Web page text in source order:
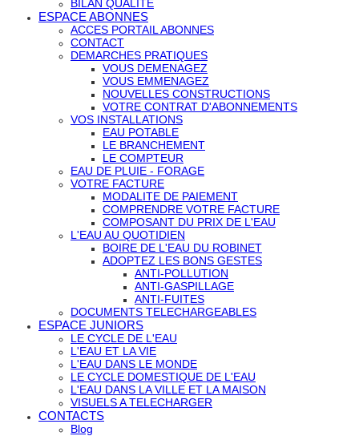
BILAN QUALITE
ESPACE ABONNES
ACCES PORTAIL ABONNES
CONTACT
DEMARCHES PRATIQUES
VOUS DEMENAGEZ
VOUS EMMENAGEZ
NOUVELLES CONSTRUCTIONS
VOTRE CONTRAT D'ABONNEMENTS
VOS INSTALLATIONS
EAU POTABLE
LE BRANCHEMENT
LE COMPTEUR
EAU DE PLUIE - FORAGE
VOTRE FACTURE
MODALITE DE PAIEMENT
COMPRENDRE VOTRE FACTURE
COMPOSANT DU PRIX DE L'EAU
L'EAU AU QUOTIDIEN
BOIRE DE L'EAU DU ROBINET
ADOPTEZ LES BONS GESTES
ANTI-POLLUTION
ANTI-GASPILLAGE
ANTI-FUITES
DOCUMENTS TELECHARGEABLES
ESPACE JUNIORS
LE CYCLE DE L'EAU
L'EAU ET LA VIE
L'EAU DANS LE MONDE
LE CYCLE DOMESTIQUE DE L'EAU
L'EAU DANS LA VILLE ET LA MAISON
VISUELS A TELECHARGER
CONTACTS
Blog